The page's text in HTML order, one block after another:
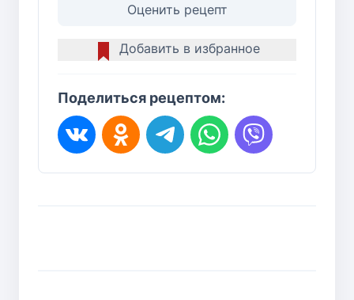
Оценить рецепт
Добавить в избранное
Поделиться рецептом: